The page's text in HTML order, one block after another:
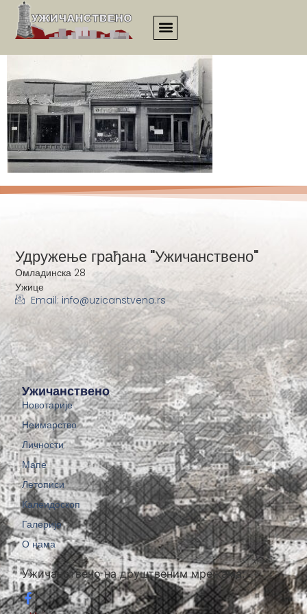
830
Ужичанствено на друштвеним мрежама:
Ужичанствено
Новотарије
Неимарство
Личности
Мапе
Летописи
Калеидоскоп
Галерије
О нама
Удружење грађана "Ужичанствено"
Омладинска 28
Ужице
Email: info@uzicanstveno.rs